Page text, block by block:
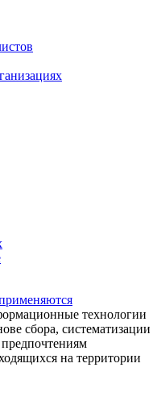
технологии
сбора, систематизации
на территории